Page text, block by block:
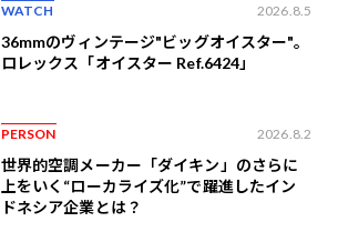
WATCH 2026.8.5
36mmのヴィンテージ"ビッグオイスター"。
ロレックス「オイスター Ref.6424」
PERSON 2026.8.2
世界的空調メーカー「ダイキン」のさらに
上をいく“ローカライズ化”で躍進したイン
ドネシア企業とは？